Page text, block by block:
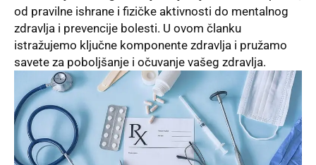
od pravilne ishrane i fizičke aktivnosti do mentalnog
zdravlja i prevencije bolesti. U ovom članku
istražujemo ključne komponente zdravlja i pružamo
savete za poboljšanje i očuvanje vašeg zdravlja.